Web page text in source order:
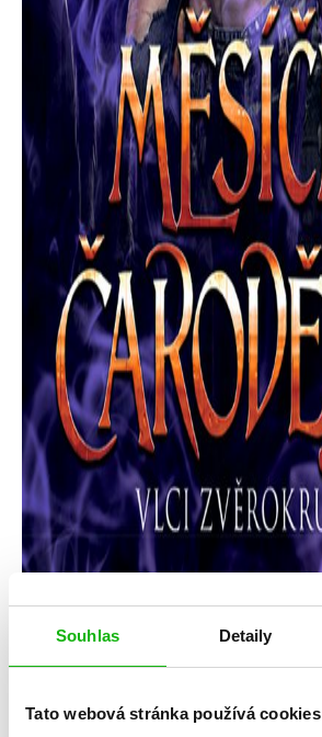
Souhlas Detaily
Tato webová stránka používá cookies